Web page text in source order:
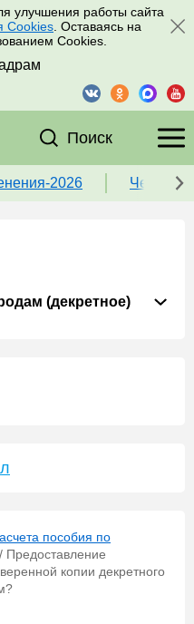
улучшения работы сайта
Cookies . Оставаясь на
Cookies.
Поиск
2026 Чек-
(декретное)
пособия по
/ Предоставление
копии декретного